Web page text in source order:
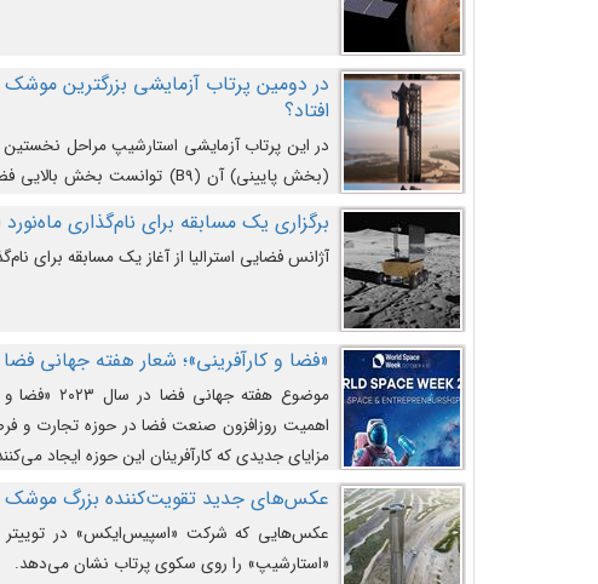
افتاد؟
در این پرتاب آزمایشی استارشیپ مراحل
کند و سپس با یک مکانیزم جدید با موفقیت از آن
برگزاری یک مسابقه برای نام‌گذاری ماه‌نورد
آژانس فضایی استرالیا از آغاز یک مسابقه برای
«فضا و کارآفرینی»؛ شعار هفته جهانی فضا در
موضوع
اهمیت روزافزون صنعت فضا در حوزه تجارت و
مزایای جدیدی که کارآفرینان این حوزه ایجاد
عکس‌های جدید تقویت‌کننده بزرگ موشک
عکس‌هایی که شرکت «اسپیس‌ایکس» در
«استارشیپ» را روی سکوی پرتاب نشان می‌دهد.